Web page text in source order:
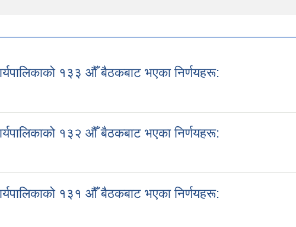
१३३ औँ बैठकबाट भएका निर्णयहरू:
१३२ औँ बैठकबाट भएका निर्णयहरू:
१३१ औँ बैठकबाट भएका निर्णयहरू: